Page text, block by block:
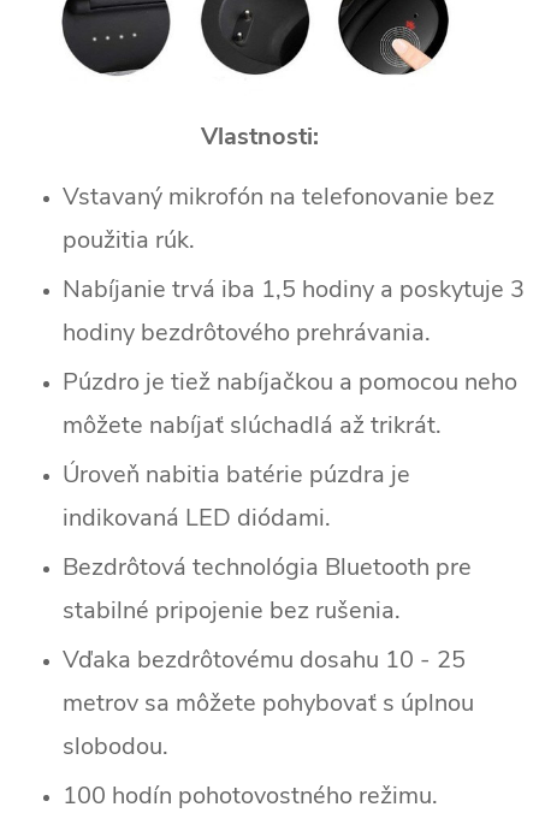
Vlastnosti:
Vstavaný mikrofón na telefonovanie bez
použitia rúk.
Nabíjanie trvá iba 1,5 hodiny a poskytuje 3
hodiny bezdrôtového prehrávania.
Púzdro je tiež nabíjačkou a pomocou neho
môžete nabíjať slúchadlá až trikrát.
Úroveň nabitia batérie púzdra je
indikovaná LED diódami.
Bezdrôtová technológia Bluetooth pre
stabilné pripojenie bez rušenia.
Vďaka bezdrôtovému dosahu 10 - 25
metrov sa môžete pohybovať s úplnou
slobodou.
100 hodín pohotovostného režimu.